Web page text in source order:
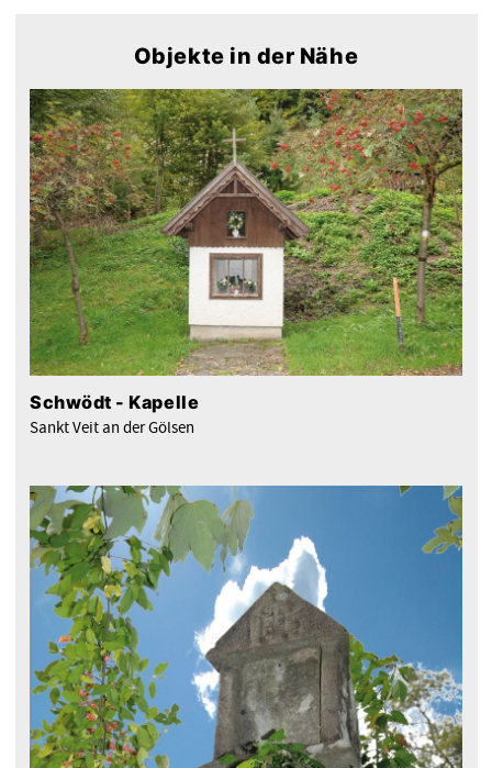
Objekte in der Nähe
Schwödt - Kapelle
Sankt Veit an der Gölsen